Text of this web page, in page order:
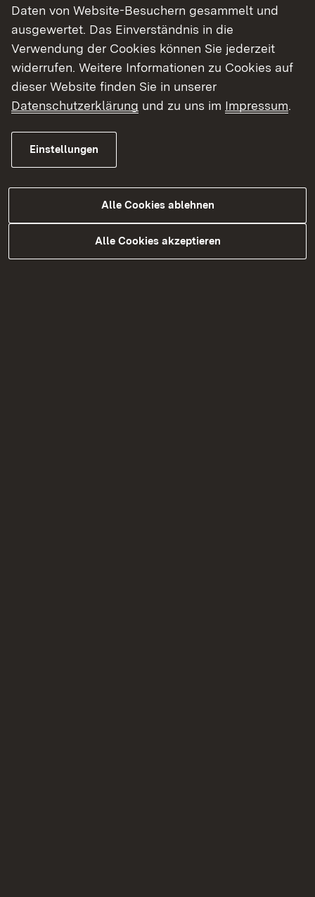
Daten von Website-Besuchern gesammelt und
ausgewertet. Das Einverständnis in die
Verwendung der Cookies können Sie jederzeit
widerrufen. Weitere Informationen zu Cookies auf
dieser Website finden Sie in unserer
Datenschutzerklärung und zu uns im Impressum.
Einstellungen
Alle Cookies ablehnen
Alle Cookies akzeptieren